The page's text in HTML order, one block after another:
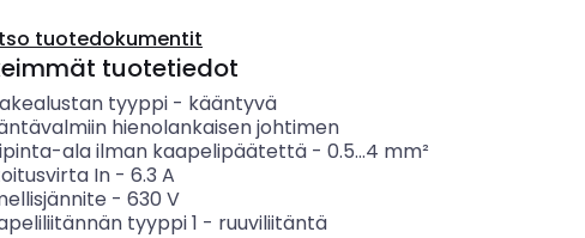
tuotedokumentit
tuotetiedot
tyyppi- kääntyvä
hienolankaisen johtimen
ala ilman kaapelipäätettä - 0.5...4 mm²
In- 6.3 A
- 630 V
tyyppi 1 - ruuviliitäntä